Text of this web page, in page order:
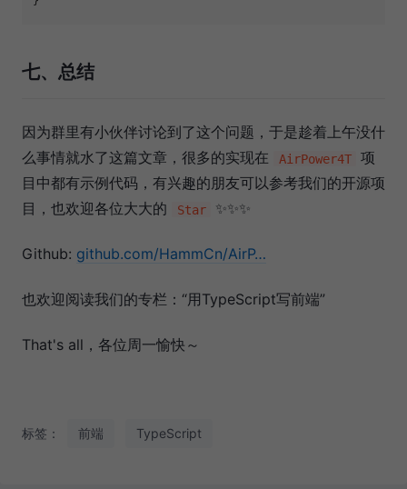
七、总结
因为群里有小伙伴讨论到了这个问题，于是趁着上午没什
么事情就水了这篇文章，很多的实现在
AirPower4T
项
目中都有示例代码，有兴趣的朋友可以参考我们的开源项
目，也欢迎各位大大的
Star ✨✨✨
Github: github.com/HammCn/AirP…
也欢迎阅读我们的专栏：“用TypeScript写前端”
That's all，各位周一愉快～
标签： 前端 TypeScript